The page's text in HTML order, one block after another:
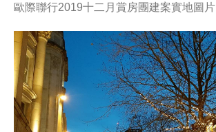
歐際聯行2019十二月賞房團建案實地圖片